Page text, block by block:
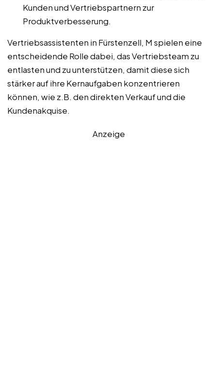
Kunden und Vertriebspartnern zur
Produktverbesserung.
Vertriebsassistenten in Fürstenzell, M spielen eine
entscheidende Rolle dabei, das Vertriebsteam zu
entlasten und zu unterstützen, damit diese sich
stärker auf ihre Kernaufgaben konzentrieren
können, wie z.B. den direkten Verkauf und die
Kundenakquise.
Anzeige